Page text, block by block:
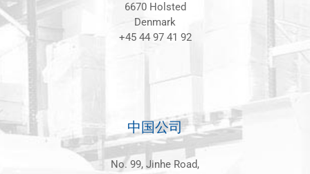
6670 Holsted
Denmark
+45 44 97 41 92
中国公司
No. 99, Jinhe Road,